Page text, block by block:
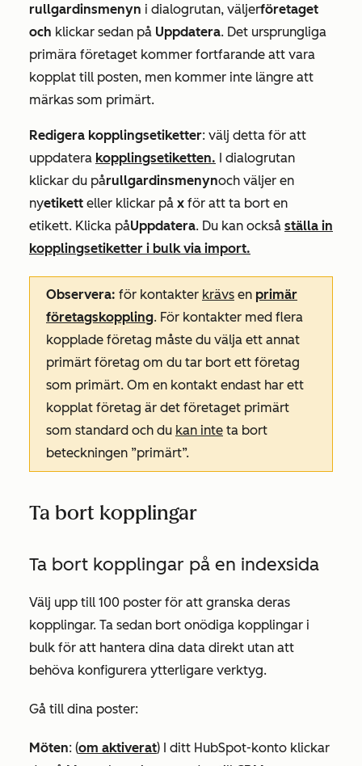
rullgardinsmenyn i dialogrutan, väljerföretaget
och klickar sedan på Uppdatera. Det ursprungliga
primära företaget kommer fortfarande att vara
kopplat till posten, men kommer inte längre att
märkas som primärt.
Redigera kopplingsetiketter: välj detta för att
uppdatera kopplingsetiketten. I dialogrutan
klickar du pårullgardinsmenynoch väljer en
nyetikett eller klickar på x för att ta bort en
etikett. Klicka påUppdatera. Du kan också ställa in
kopplingsetiketter i bulk via import.
Observera: för kontakter krävs en primär
företagskoppling. För kontakter med flera
kopplade företag måste du välja ett annat
primärt företag om du tar bort ett företag
som primärt. Om en kontakt endast har ett
kopplat företag är det företaget primärt
som standard och du kan inte ta bort
beteckningen ”primärt”.
Ta bort kopplingar
Ta bort kopplingar på en indexsida
Välj upp till 100 poster för att granska deras
kopplingar. Ta sedan bort onödiga kopplingar i
bulk för att hantera dina data direkt utan att
behöva konfigurera ytterligare verktyg.
Gå till dina poster:
Möten: (om aktiverat) I ditt HubSpot-konto klickar